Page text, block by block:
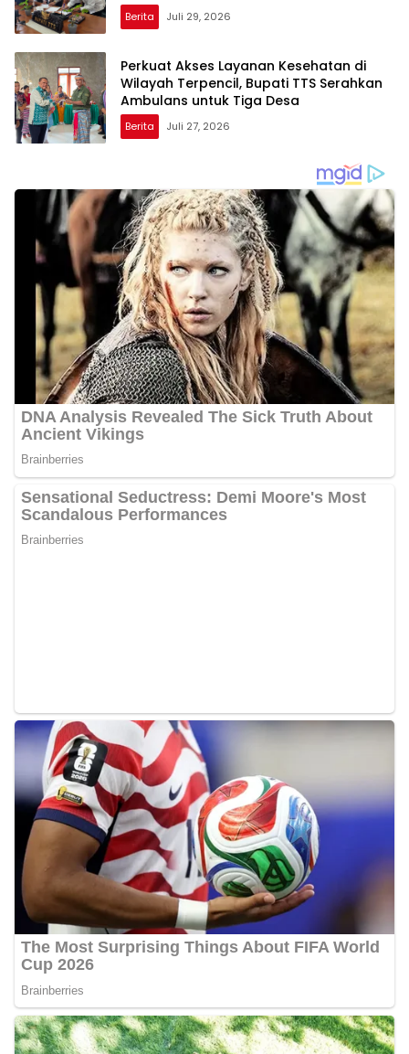
Berita Juli 29, 2026
Perkuat Akses Layanan Kesehatan di
Wilayah Terpencil, Bupati TTS Serahkan
Ambulans untuk Tiga Desa
Berita Juli 27, 2026